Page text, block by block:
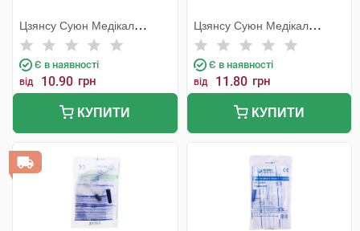
Цзянсу Суюн Медікал
Метіріалс
Є в наявності
від 10.90 грн
КУПИТИ
Цзянсу Суюн Медікал
Метіріалс
Є в наявності
від 11.80 грн
КУПИТИ